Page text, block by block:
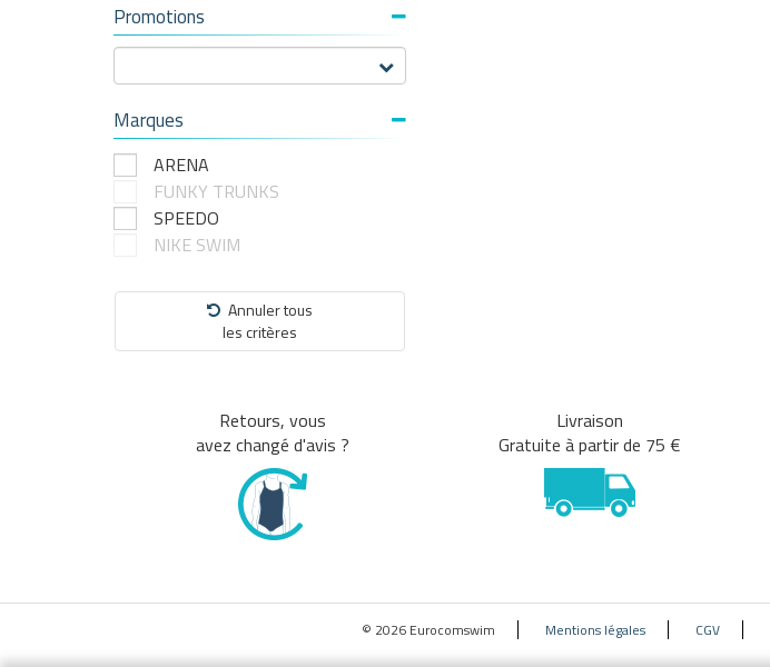
Promotions
Marques
ARENA
FUNKY TRUNKS
SPEEDO
NIKE SWIM
Annuler tous
les critères
Retours, vous
avez changé d'avis ?
Livraison
Gratuite à partir de 75 €
© 2026 Eurocomswim Mentions légales CGV